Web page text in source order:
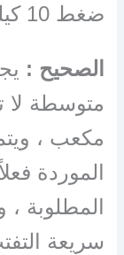
ضغط 10 كيلو جرام / متر مكعب .
الصحيح :
متوسطة لا تقل عن 14
مكعب ،
الموردة
المطلوبة ،
سريعة